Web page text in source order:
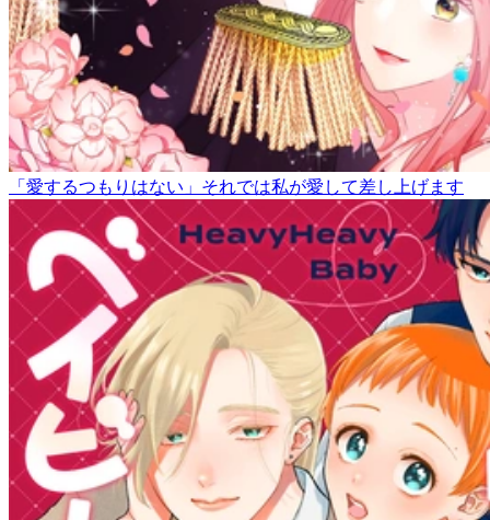
「愛するつもりはない」それでは私が愛して差し上げます